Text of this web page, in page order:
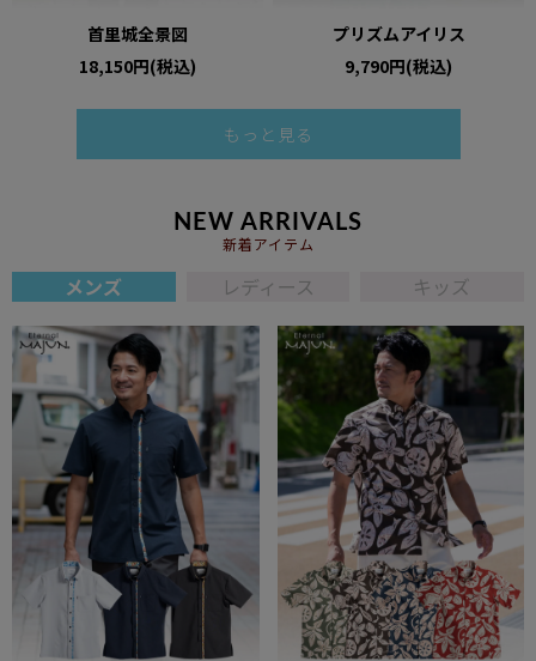
首里城全景図
18,150円(税込)
プリズムアイリス
9,790円(税込)
もっと見る
NEW ARRIVALS
新着アイテム
メンズ レディース キッズ